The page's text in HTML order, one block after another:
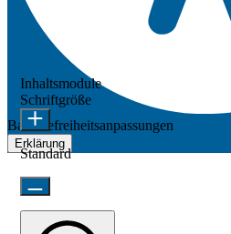
Barrierefreiheitsanpassungen
Erklärung
Inhaltsmodule
Schriftgröße
Standard